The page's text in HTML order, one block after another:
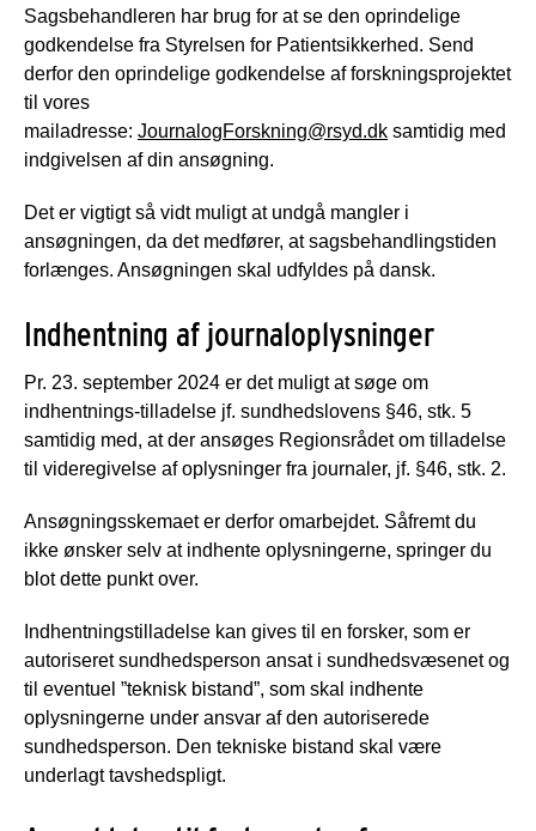
Sagsbehandleren har brug for at se den oprindelige
godkendelse fra Styrelsen for Patientsikkerhed. Send
derfor den oprindelige godkendelse af forskningsprojektet
til vores
mailadresse: JournalogForskning@rsyd.dk samtidig med
indgivelsen af din ansøgning.
Det er vigtigt så vidt muligt at undgå mangler i
ansøgningen, da det medfører, at sagsbehandlingstiden
forlænges. Ansøgningen skal udfyldes på dansk.
Indhentning af journaloplysninger
Pr. 23. september 2024 er det muligt at søge om
indhentnings-tilladelse jf. sundhedslovens §46, stk. 5
samtidig med, at der ansøges Regionsrådet om tilladelse
til videregivelse af oplysninger fra journaler, jf. §46, stk. 2.
Ansøgningsskemaet er derfor omarbejdet. Såfremt du
ikke ønsker selv at indhente oplysningerne, springer du
blot dette punkt over.
Indhentningstilladelse kan gives til en forsker, som er
autoriseret sundhedsperson ansat i sundhedsvæsenet og
til eventuel ”teknisk bistand”, som skal indhente
oplysningerne under ansvar af den autoriserede
sundhedsperson. Den tekniske bistand skal være
underlagt tavshedspligt.